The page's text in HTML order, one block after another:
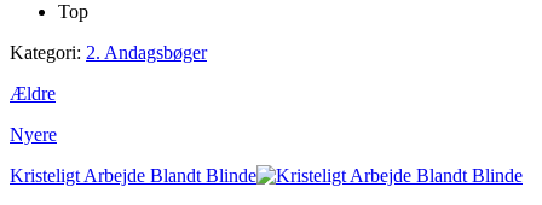
Top
Kategori: 2. Andagsbøger
Ældre
Nyere
Kristeligt Arbejde Blandt Blinde